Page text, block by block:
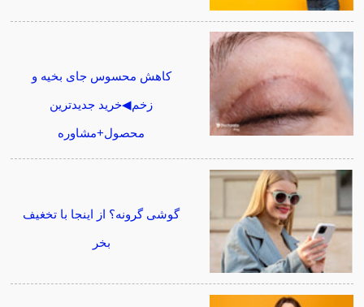
کاهش محسوس جای بخیه و
زخم◀خرید جدیدترین
محصول+مشاوره
گوشی گرونه؟ از اینجا با تخغیف
بخر